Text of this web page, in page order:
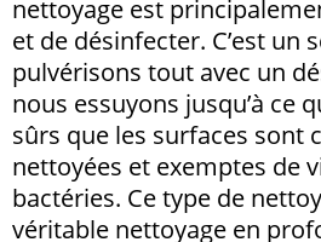
nettoyage est
et de désinfecter. C’est un
pulvérisons tout avec un
nous essuyons jusqu’à ce
sûrs que les surfaces sont
nettoyées et exemptes de
bactéries. Ce type de
véritable nettoyage en